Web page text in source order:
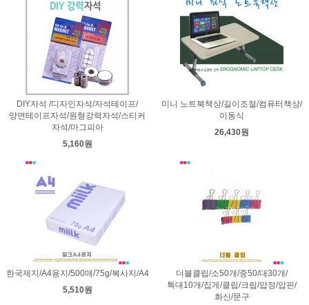
DIY자석 /디자인자석/자석테이프/
양면테이프자석/원형강력자석/스티커
자석/마그피아
5,160원
미니 노트북책상/길이조절/컴퓨터책상/
이동식
26,430원
한국제지/A4용지/500매/75g/복사지/A4
5,510원
더블클립/소50개/중50/대30개/
특대10개/집게/클립/크립/압정/압핀/
화신/문구